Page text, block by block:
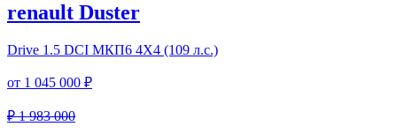
renault Duster
Drive 1.5 DCI МКП6 4Х4 (109 л.с.)
от 1 045 000 ₽
₽ 1 983 000